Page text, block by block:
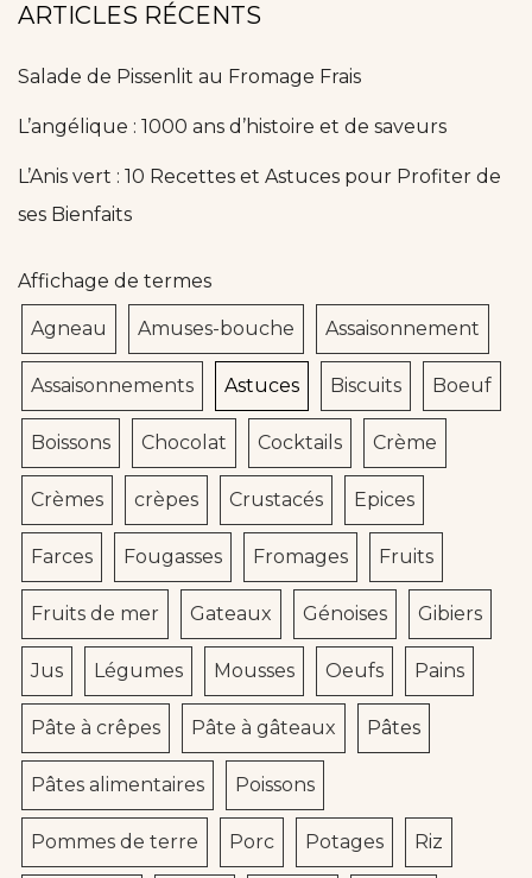
ARTICLES RÉCENTS
Salade de Pissenlit au Fromage Frais
L’angélique : 1000 ans d’histoire et de saveurs
L’Anis vert : 10 Recettes et Astuces pour Profiter de
ses Bienfaits
Affichage de termes
Agneau Amuses-bouche Assaisonnement
Assaisonnements Astuces Biscuits Boeuf
Boissons Chocolat Cocktails Crème
Crèmes crèpes Crustacés Epices
Farces Fougasses Fromages Fruits
Fruits de mer Gateaux Génoises Gibiers
Jus Légumes Mousses Oeufs Pains
Pâte à crêpes Pâte à gâteaux Pâtes
Pâtes alimentaires Poissons
Pommes de terre Porc Potages Riz